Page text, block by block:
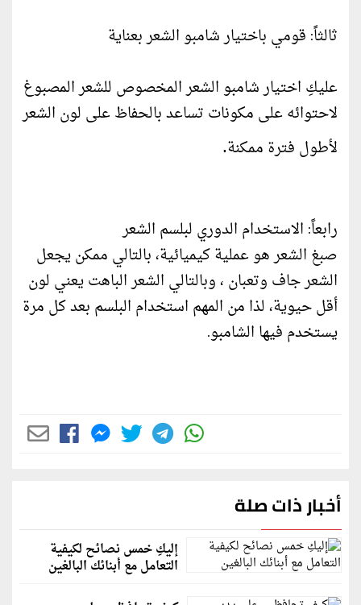
ثالثاً: قومي باختيار شامبو الشعر بعناية
عليكِ اختيار شامبو الشعر المخصوص للشعر المصبوغ
لاحتوائه على مكونات تساعد بالحفاظ على لون الشعر
لأطول فترة ممكنة.
رابعاً: الاستخدام الدوري لبلسم الشعر
صبغ الشعر هو عملية كيميائية، بالتالي ممكن يجعل
الشعر جاف وتعبان ، وبالتالي الشعر الباهت يعني لون
أقل حيوية، لذا من المهم استخدام البلسم بعد كل مرة
يستخدم فيها الشامبو.
أخبار ذات صلة
إليكِ خمس نصائح لكيفية
التعامل مع أبنائك البالغين